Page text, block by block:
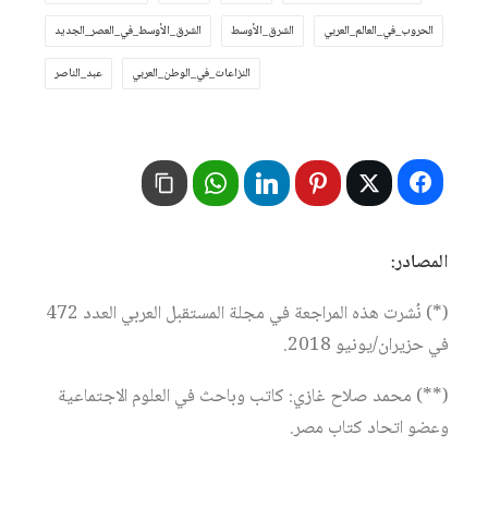
الحروب_في_العالم_العربي الشرق_الأوسط الشرق_الأوسط_في_العصر_الجديد
النزاعات_في_الوطن_العربي عبد_الناصر
المصادر:
(*) نُشرت هذه المراجعة في مجلة المستقبل العربي العدد 472
في حزيران/يونيو 2018.
(**) محمد صلاح غازي: كاتب وباحث في العلوم الاجتماعية
وعضو اتحاد كتاب مصر.